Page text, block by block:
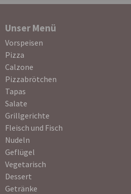
Unser Menü
Navigation
überspringen
Vorspeisen
Pizza
Calzone
Pizzabrötchen
Tapas
Salate
Grillgerichte
Fleisch und Fisch
Nudeln
Geflügel
Vegetarisch
Dessert
Getränke